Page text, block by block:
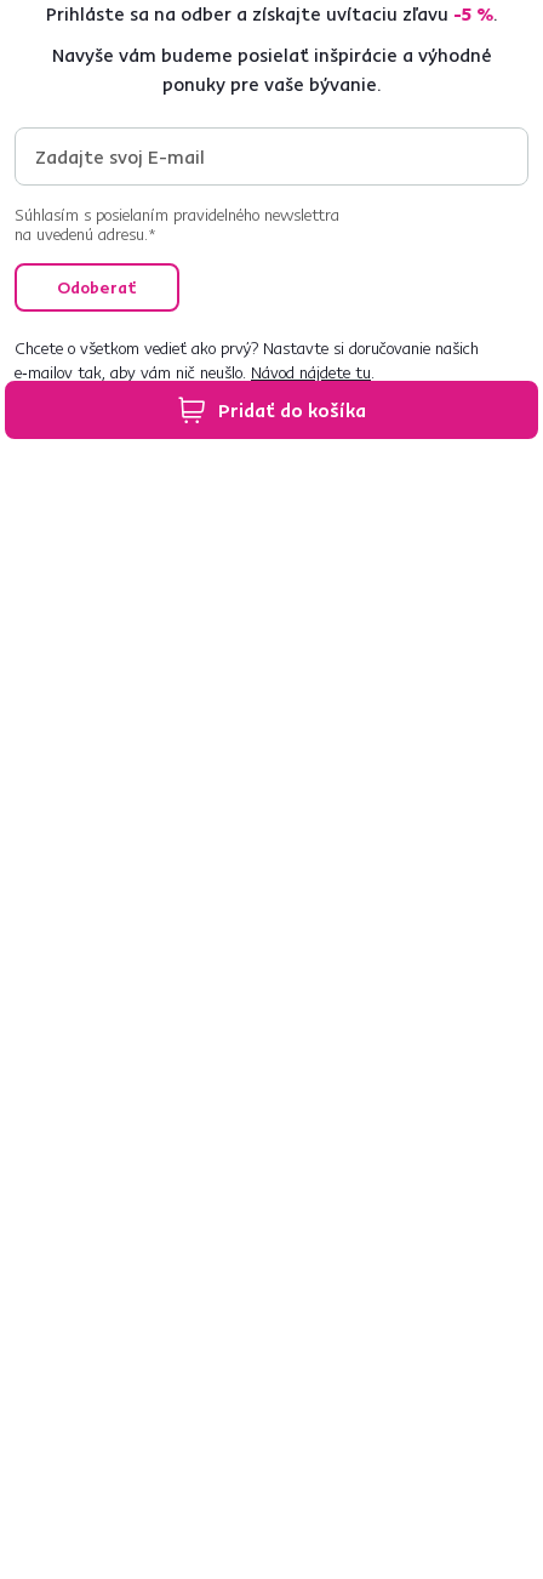
Pridať do košíka
Prihláste sa na odber a získajte uvítaciu zľavu -5 %.
Navyše vám budeme posielať inšpirácie a výhodné
ponuky pre vaše bývanie.
Súhlasím s posielaním pravidelného newslettra
na uvedenú adresu.*
Odoberať
Chcete o všetkom vedieť ako prvý? Nastavte si doručovanie našich
e‑mailov tak, aby vám nič neušlo. Návod nájdete tu.